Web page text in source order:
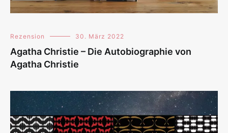
Rezension 30. März 2022
Agatha Christie – Die Autobiographie von
Agatha Christie